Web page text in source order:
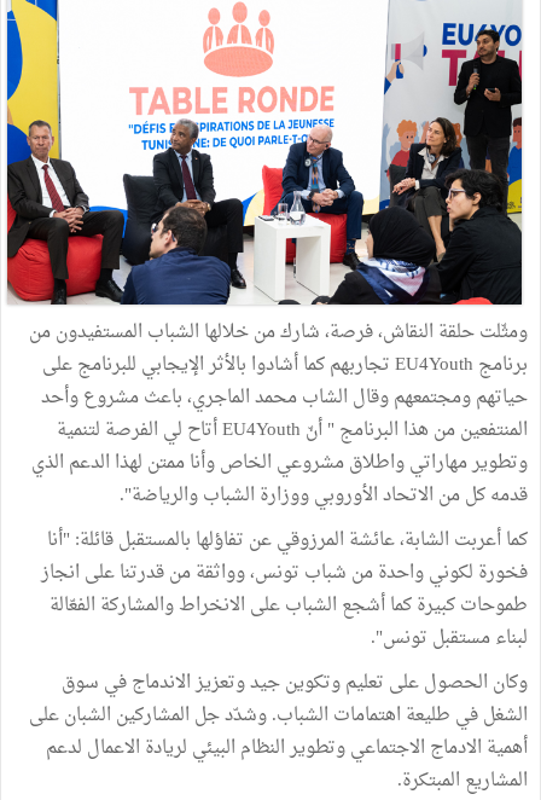
ومثّلت حلقة النقاش، فرصة، شارك من خلالها الشباب المستفيدون من
برنامج EU4Youth تجاربهم كما أشادوا بالأثر الإيجابي للبرنامج على
حياتهم ومجتمعهم وقال الشاب محمد الماجري، باعث مشروع وأحد
المنتفعين من هذا البرنامج " أنّ EU4Youth أتاح لي الفرصة لتنمية
وتطوير مهاراتي واطلاق مشروعي الخاص وأنا ممتن لهذا الدعم الذي
قدمه كل من الاتحاد الأوروبي ووزارة الشباب والرياضة".
كما أعربت الشابة، عائشة المرزوقي عن تفاؤلها بالمستقبل قائلة: "أنا
فخورة لكوني واحدة من شباب تونس، وواثقة من قدرتنا على انجاز
طموحات كبيرة كما أشجع الشباب على الانخراط والمشاركة الفعّالة
لبناء مستقبل تونس".
وكان الحصول على تعليم وتكوين جيد وتعزيز الاندماج في سوق
الشغل في طليعة اهتمامات الشباب. وشدّد جل المشاركين الشبان على
أهمية الادماج الاجتماعي وتطوير النظام البيئي لريادة الاعمال لدعم
المشاريع المبتكرة.